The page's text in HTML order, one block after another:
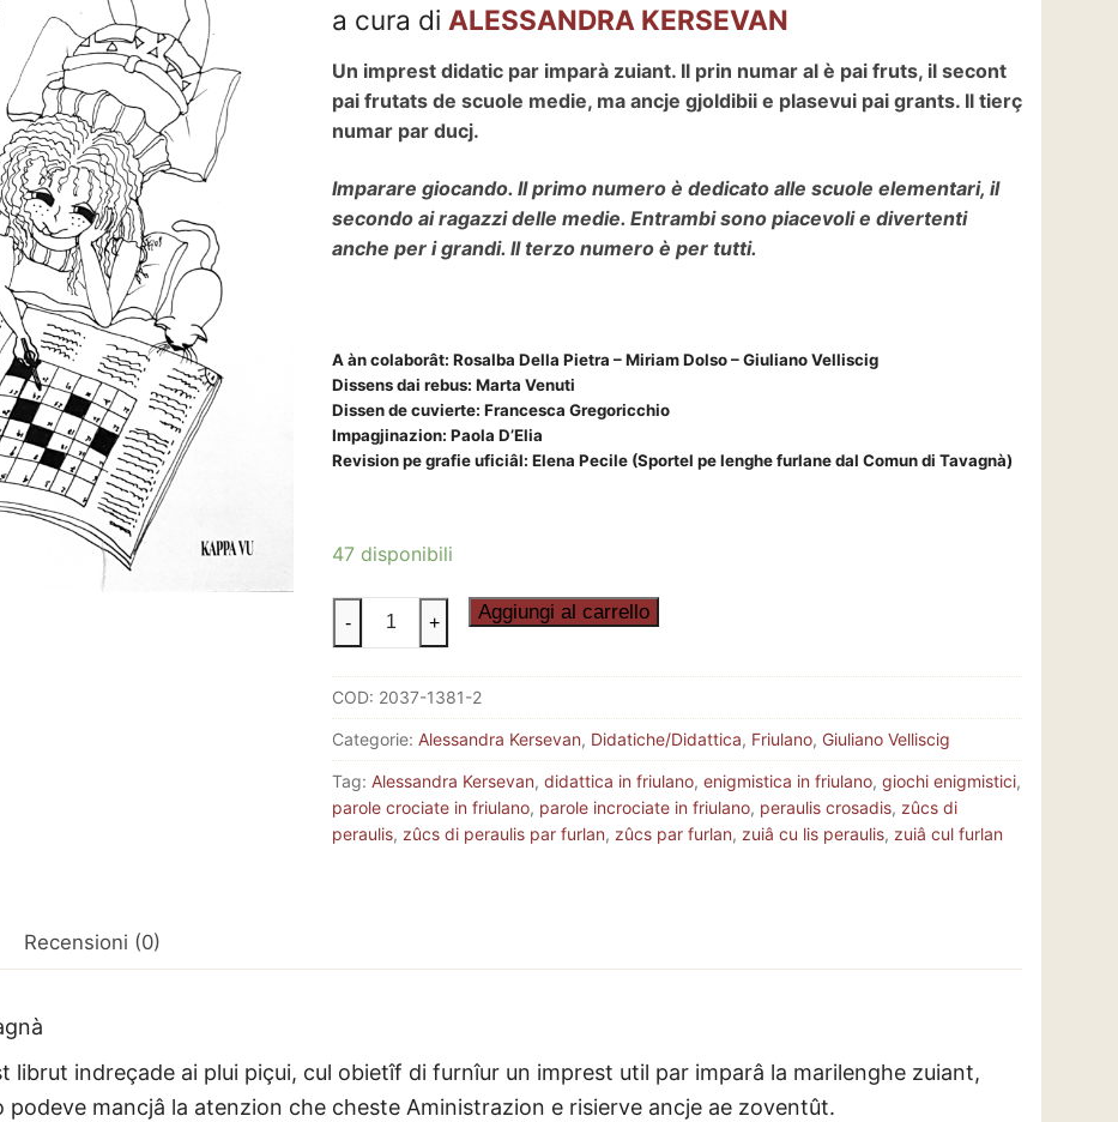
a cura di ALESSANDRA KERSEVAN
Un imprest didatic par imparà zuiant. Il prin numar al è pai fruts, il secont
pai frutats de scuole medie, ma ancje gjoldibii e plasevui pai grants. Il tierç
numar par ducj.
Imparare giocando. Il primo numero è dedicato alle scuole elementari, il
secondo ai ragazzi delle medie. Entrambi sono piacevoli e divertenti
anche per i grandi. Il terzo numero è per tutti.
A àn colaborât: Rosalba Della Pietra – Miriam Dolso – Giuliano Velliscig
Dissens dai rebus: Marta Venuti
Dissen de cuvierte: Francesca Gregoricchio
Impagjinazion: Paola D’Elia
Revision pe grafie uficiâl: Elena Pecile (Sportel pe lenghe furlane dal Comun di Tavagnà)
47 disponibili
PERAULIS
CROSADIS
quantità
- + Aggiungi al carrello
COD: 2037-1381-2
Categorie: Alessandra Kersevan, Didatiche/Didattica, Friulano, Giuliano Velliscig
Tag: Alessandra Kersevan, didattica in friulano, enigmistica in friulano, giochi enigmistici,
parole crociate in friulano, parole incrociate in friulano, peraulis crosadis, zûcs di
peraulis, zûcs di peraulis par furlan, zûcs par furlan, zuiâ cu lis peraulis, zuiâ cul furlan
Recensioni (0)
librut indreçade ai plui piçui, cul obietîf di furnîur un imprest util par imparâ la marilenghe zuiant,
mancjâ la atenzion che cheste Aministrazion e risierve ancje ae zoventût.